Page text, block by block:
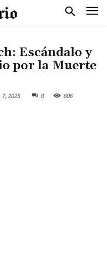
Escándalo y
por la Muerte
2025 0 606